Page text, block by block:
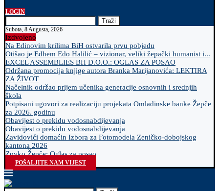
LOGIN
Traži
Subota, 8 Augusta, 2026
Izdvojeno
Na Edinovim krilima BiH ostvarila prvu pobjedu
Otišao je Edhem Edo Halilić – vizionar, veliki žepački humanist i...
EXCEL ASSEMBLIES BH D.O.O.: OGLAS ZA POSAO
Održana promocija knjige autora Branka Marijanovića: LEKTIRA
ZA ŽIVOT
Načelnik održao prijem učenika generacije osnovnih i srednjih
škola
Potpisani ugovori za realizaciju projekata Omladinske banke Žepče
za 2026. godinu
Obavijest o prekidu vodosnabdijevanja
Obavijest o prekidu vodosnabdijevanja
Zavidovići domaćin Izbora za Fotomodela Zeničko-dobojskog
kantona 2026
Zovko Žepče: Oglas za posao
POŠALJITE NAM VIJEST